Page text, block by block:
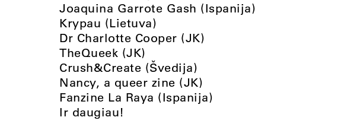
Joaquina Garrote Gash (Ispanija)
Krypau (Lietuva)
Dr Charlotte Cooper (JK)
TheQueek (JK)
Crush&Create (Švedija)
Nancy, a queer zine (JK)
Fanzine La Raya (Ispanija)
Ir daugiau!